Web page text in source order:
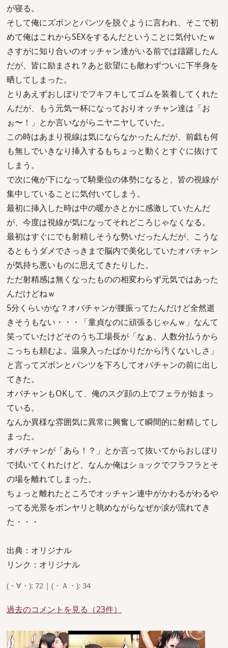
が寝る。
そして俺にズボンとパンツを脱ぐように言われ、そこで初
めて俺はこれからSEXをするんだということに気付いたｗ
さすがに知り合いのオッチャン達がいる前では躊躇したん
だが、皆に励まされ？あと欲望にも敵わずついに下半身を
晒してしまった。
とりあえずおしぼりでフキフキしてゴムを装着してくれた
んだが、もう元気一杯になっておりオッチャン達は「お
ぉ〜！」とか言いながらニヤニヤしていた。
この時はあまり視線は気にならなかったんだが、前戯も何
も無しでいきなり挿入するもちょっと動くとすぐに抜けて
しまう。
で次に俺が下になって騎乗位の体勢になると、皆の視線が
集中していることに気付いてしまう。
最初に挿入した時は中の暖かさとかに感激していたんだ
が、今度は視線が気になってそれどころじゃなくなる。
最初はすぐにでも射精しそうな勢いだったんだが、こうな
るともうダメでさっきまで脳内で美化していたオバチャン
が気持ち悪いものに思えてきたりした。
ただ射精感は無くなったものの相変わらず元気ではあった
んだけどねｗ
5分くらいかな？オバチャンが腰振ってたんだけど全然逝
きそうもない・・・「童貞なのに頑張るじゃんｗ」なんて
笑っていたけどそのうち工場長が「なぁ、人数分払うから
こっちも頼むよ。温泉入ったばかりだから汚くないしさ」
と言ってズボンとパンツを下ろしてオバチャンの前に出し
てきた。
オバチャンもOKして、俺のスグ顔の上でフェラが始まっ
ている。
なんか異様な雰囲気に異常に興奮して瞬間的に射精してし
まった。
オバチャンが「あら！？」とか言って抜いてからおしぼり
で拭いてくれたけど、なんか俺はショックでフラフラとそ
の場を離れてしまった。
ちょっと離れたところでオッチャン連中がかわるがわるや
ってる光景をボンヤリと眺めながらなぜか涙が流れてき
た・・・
出典：オリジナル
リンク：オリジナル
(・∀・): 72 | (・Ａ・): 34
過去のコメントを見る（23件）